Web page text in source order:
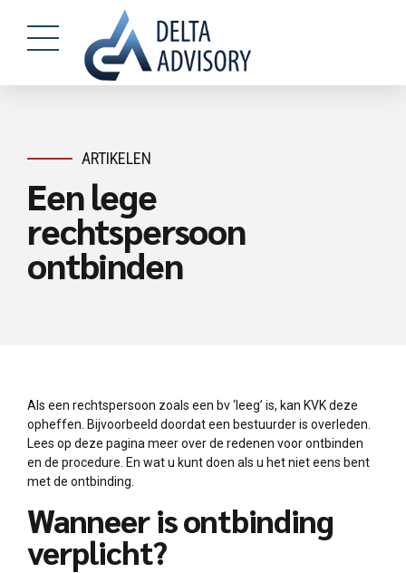
ARTIKELEN
Een lege
rechtspersoon
ontbinden
Als een rechtspersoon zoals een bv ‘leeg’ is, kan KVK deze
opheffen. Bijvoorbeeld doordat een bestuurder is overleden.
Lees op deze pagina meer over de redenen voor ontbinden
en de procedure. En wat u kunt doen als u het niet eens bent
met de ontbinding.
Wanneer is ontbinding
verplicht?